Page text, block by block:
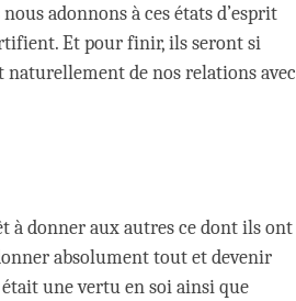
adonnons à ces états d’esprit
Et pour finir, ils seront si
de nos relations avec
à donner aux autres ce dont ils ont
absolument tout et devenir
une vertu en soi ainsi que